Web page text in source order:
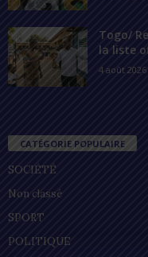
Togo/
la liste
4 août 2026
CATÉGORIE POPULAIRE
SOCIÉTÉ
Non classé
SPORT
POLITIQUE